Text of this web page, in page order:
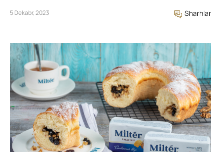
5 Dekabr, 2023 Sharhlar